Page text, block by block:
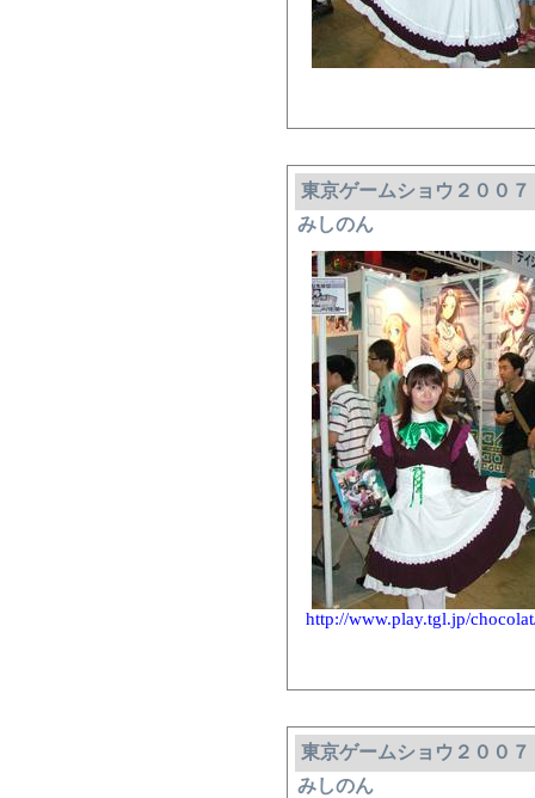
東京ゲームショウ２００
みしのん
http://www.play.tgl.jp/
東京ゲームショウ２００
みしのん